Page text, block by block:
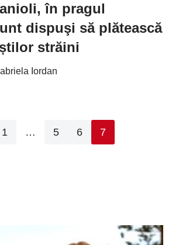
în pragul
dispuşi să plătească
străini
Iordan
1 … 5 6 7